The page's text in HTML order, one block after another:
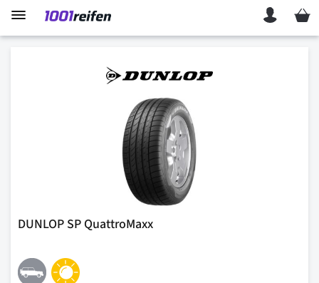
Mein
DUNLOP SP QuattroMaxx